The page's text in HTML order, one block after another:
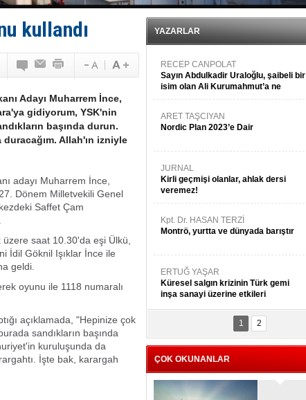
yıldır Marmaris’in mavi sularında
Hamdi Erçelik’ten ‘Çözüm Anahtarı’
Tiger’a katıldı!
kullandı
Adayı Muharrem İnce,
gidiyorum, YSK'nin
başında durun.
duracağım. Allah'ın izniyle
adayı Muharrem İnce,
Dönem Milletvekili Genel
Saffet Çam
saat 10.30'da eşi Ülkü,
İdil Göknil Işıklar İnce ile
geldi.
oyunu ile 1118 numaralı
açıklamada, "Hepinize çok
sandıkların başında
kuruluşunda da
İşte bak, karargah
YAZARLAR
RECEP CANPOLAT
Sayın Abdulkadir Uraloğlu, şaibeli bir
isim olan Ali Kurumahmut’a ne
danışıyorsunuz?
ARET TAŞCIYAN
Nordic Plan 2023’e Dair
JURNAL
Kirli geçmişi olanlar, ahlak dersi
veremez!
Kpt. Dr. HASAN TERZİ
Montrö, yurtta ve dünyada barıştır
ERTUĞ YAŞAR
Küresel salgın krizinin Türk gemi
inşa sanayi üzerine etkileri
Kpt. MESUT AZMİ GÖKSOY
ithafen...
1 2
ÇOK OKUNANLAR